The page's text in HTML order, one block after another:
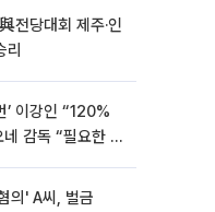
리
’ 이강인 “120%
감독 “필요한 선
의' A씨, 벌금